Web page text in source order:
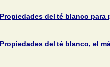
Propiedades del té blanco para
Propiedades del té blanco, el